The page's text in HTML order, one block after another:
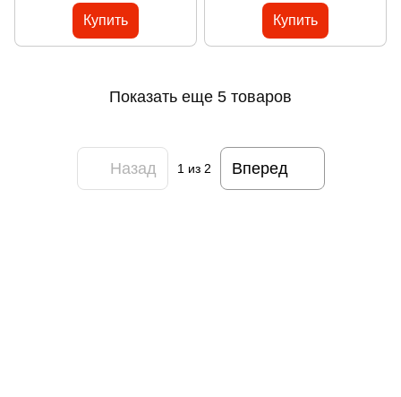
Купить Купить
Показать еще 5 товаров
Назад 1 из 2 Вперед